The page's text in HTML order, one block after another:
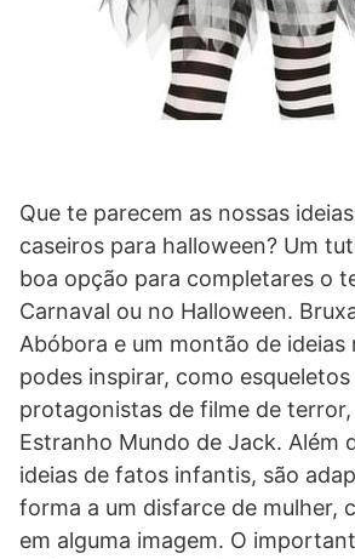
Que te parecem as nossas
caseiros para halloween? Um
boa opção para completares o
Carnaval ou no Halloween.
Abóbora e um montão de ideias
podes inspirar, como esqueletos
protagonistas de filme de
Estranho Mundo de Jack. Além
ideias de fatos infantis, são
forma a um disfarce de mulher,
em alguma imagem. O